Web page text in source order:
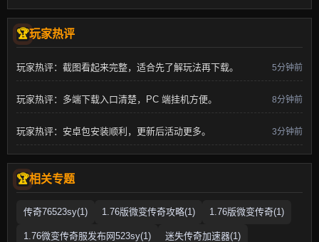
玩家热评
玩家热评：截图看起来完整，适合先了解玩法再下载。 5分钟前
玩家热评：多端下载入口清楚，PC 端挂机方便。 8分钟前
玩家热评：安卓包安装顺利，更新后活动更多。 3分钟前
相关专题
传奇76523sy(1) 1.76版微变传奇攻略(1) 1.76版微变传奇(1)
1.76微变传奇服发布网523sy(1) 迷失传奇加速器(1)